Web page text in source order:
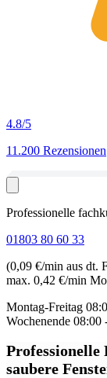
4.8/5
11.200 Rezensionen
Professionelle
01803 80 60 33
(0,09 €/min aus dt.
max. 0,42 €/min
Montag-Freitag
Wochenende 08:00
saubere